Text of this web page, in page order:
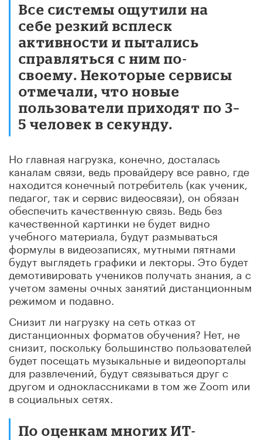
Все системы ощутили на
себе резкий всплеск
активности и пытались
справляться с ним по-
своему. Некоторые сервисы
отмечали, что новые
пользователи приходят по 3–
5 человек в секунду.
Но главная нагрузка, конечно, досталась
каналам связи, ведь провайдеру все равно, где
находится конечный потребитель (как ученик,
педагог, так и сервис видеосвязи), он обязан
обеспечить качественную связь. Ведь без
качественной картинки не будет видно
учебного материала, будут размываться
формулы в видеозаписях, мутными пятнами
будут выглядеть графики и лекторы. Это будет
демотивировать учеников получать знания, а с
учетом замены очных занятий дистанционным
режимом и подавно.
Снизит ли нагрузку на сеть отказ от
дистанционных форматов обучения? Нет, не
снизит, поскольку большинство пользователей
будет посещать музыкальные и видеопорталы
для развлечений, будут связываться друг с
другом и одноклассниками в том же Zoom или
в социальных сетях.
По оценкам многих ИТ-